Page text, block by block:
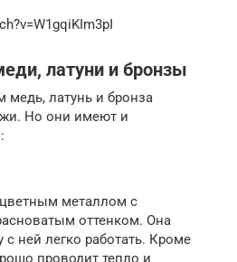
латуни и бронзы
латунь и бронза
Но они имеют и
металлом с
оттенком. Она
с ней легко работать. Кроме
проводит тепло и